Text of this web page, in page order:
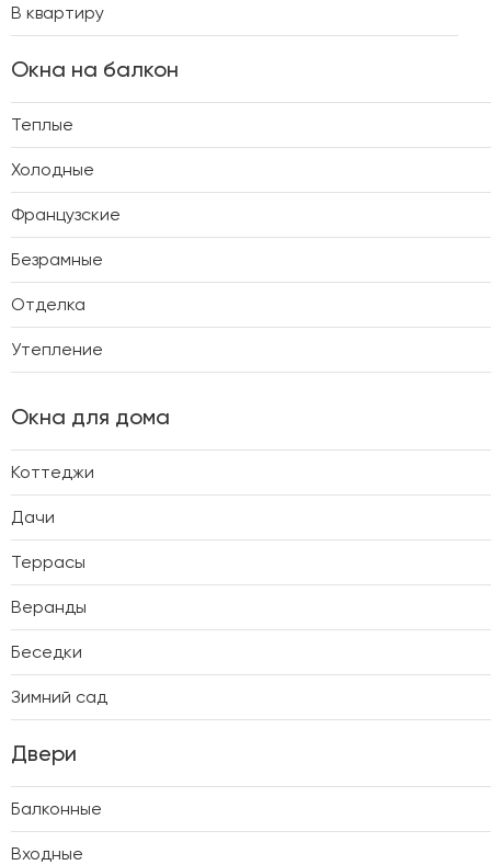
В квартиру
Окна на балкон
Теплые
Холодные
Французские
Безрамные
Отделка
Утепление
Окна для дома
Коттеджи
Дачи
Террасы
Веранды
Беседки
Зимний сад
Двери
Балконные
Входные